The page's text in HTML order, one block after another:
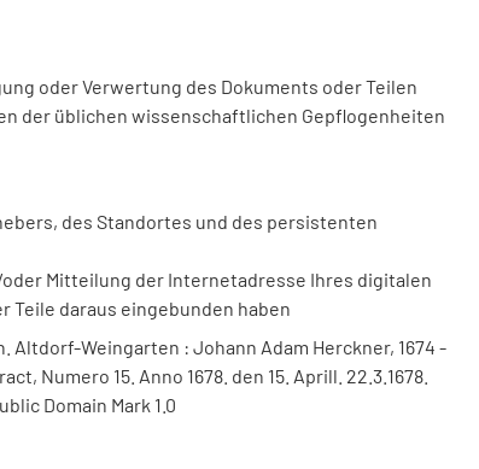
oder Verwertung des Dokuments oder Teilen
der üblichen wissenschaftlichen Gepflogenheiten
des Standortes und des persistenten
Mitteilung der Internetadresse Ihres digitalen
Teile daraus eingebunden haben
Weingarten : Johann Adam Herckner, 1674 -
Numero 15. Anno 1678. den 15. Aprill. 22.3.1678.
Domain Mark 1.0